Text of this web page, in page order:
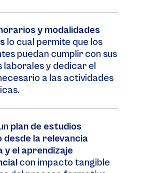
y modalidades
lo cual permite que los
puedan cumplir con sus
laborales y dedicar el
a las actividades
plan de estudios
desde la relevancia
el aprendizaje
con impacto tangible